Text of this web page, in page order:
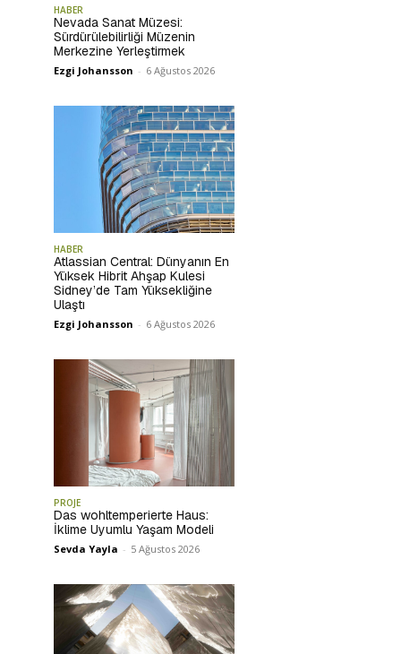
HABER
Nevada Sanat Müzesi:
Sürdürülebilirliği Müzenin
Merkezine Yerleştirmek
Ezgi Johansson - 6 Ağustos 2026
HABER
Atlassian Central: Dünyanın En
Yüksek Hibrit Ahşap Kulesi
Sidney’de Tam Yüksekliğine
Ulaştı
Ezgi Johansson - 6 Ağustos 2026
PROJE
Das wohltemperierte Haus:
İklime Uyumlu Yaşam Modeli
Sevda Yayla - 5 Ağustos 2026